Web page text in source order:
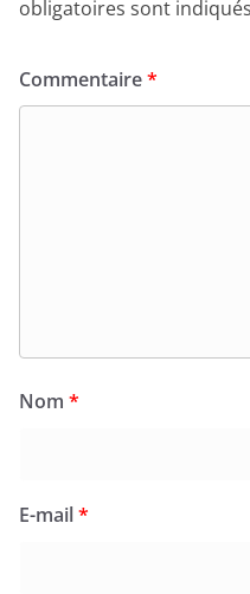
obligatoires sont
Commentaire*
Nom *
E-mail*